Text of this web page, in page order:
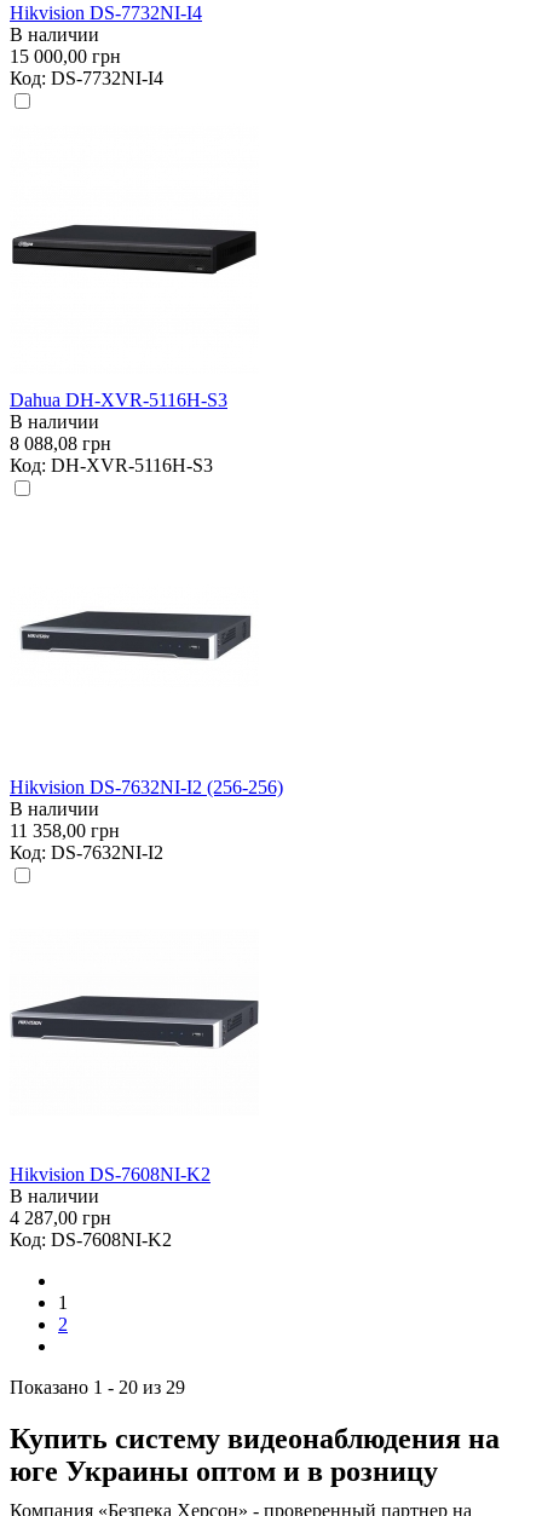
Hikvision DS-7732NI-I4
В наличии
15 000,00 грн
Код: DS-7732NI-I4
Dahua DH-XVR-5116H-S3
В наличии
8 088,08 грн
Код: DH-XVR-5116H-S3
Hikvision DS-7632NI-I2 (256-256)
В наличии
11 358,00 грн
Код: DS-7632NI-I2
Hikvision DS-7608NI-K2
В наличии
4 287,00 грн
Код: DS-7608NI-K2
1
2
Показано 1 - 20 из 29
Купить систему видеонаблюдения на
юге Украины оптом и в розницу
Компания «Безпека Херсон» - проверенный партнер на